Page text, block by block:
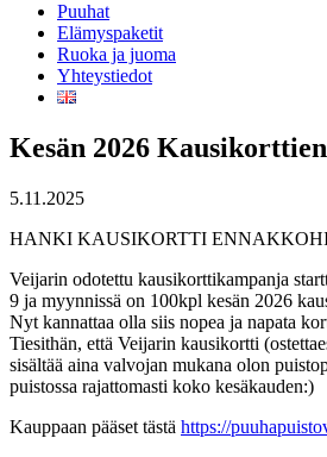
Puuhat
Elämyspaketit
Ruoka ja juoma
Yhteystiedot
Kesän 2026
5.11.2025
HANKI KAUSIKORTTI
Veijarin odotettu kausikorttikampanja
9 ja myynnissä on 100kpl kesän 2026
Nyt kannattaa olla siis nopea ja napata
Tiesithän, että Veijarin kausikortti
sisältää aina valvojan mukana olon
puistossa rajattomasti koko kesäkauden:)
Kauppaan pääset tästä https://